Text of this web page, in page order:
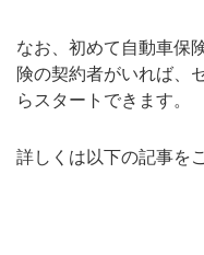
なお、初めて自動車保
険の契約者がいれば、
らスタートできます。
詳しくは以下の記事を